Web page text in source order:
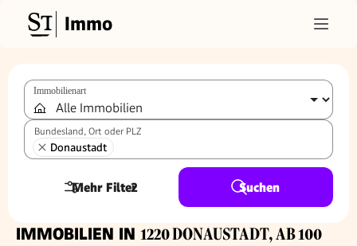
Immo
Immobilienart
Bundesland, Ort oder PLZ
Donaustadt
Mehr Filter
2 Suchen
IMMOBILIEN IN 1220 DONAUSTADT, AB 100